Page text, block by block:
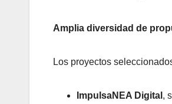
Amplia diversidad de
Los proyectos
ImpulsaNEA Digital ,